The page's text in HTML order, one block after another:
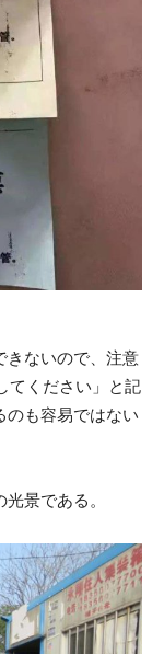
きないので、注意
てください」と記
のも容易ではない
景である。